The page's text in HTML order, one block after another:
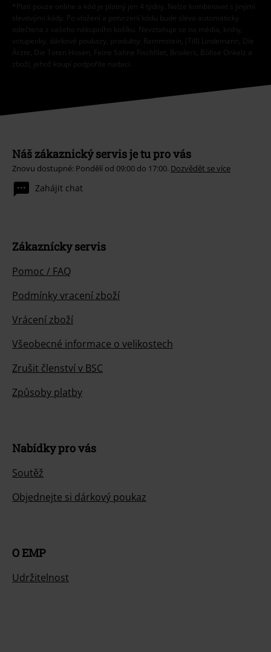
*Platí pouze online a kód je platný jen 4 týdny. Nelze kombinovat s jinými
slevovými kódy. Po vložení a potvrzení kódu bude sleva automaticky
odečtena z vašeho nákupního košíku. Nevztahuje se na média, knihy,
vstupenky, dárkové poukazy, produkty: Rammstein, (Till) Lindemann, Die
Ärzte, Die Toten Hosen, Feine Sahne Fischfilet, Broilers, Böhse Onkelz a
zboží, jehož koupí podpoříte nadaci.
Náš zákaznický servis je tu pro vás
Znovu dostupné: Pondělí od 09:00 do 17:00. Dozvědět se více
Zahájit chat
Zákaznícky servis
Pomoc / FAQ
Podmínky vracení zboží
Vrácení zboží
Všeobecné informace o velikostech
Zrušit členství v BSC
Způsoby platby
Nabídky pro vás
Soutěž
Objednejte si dárkový poukaz
O EMP
Udržitelnost